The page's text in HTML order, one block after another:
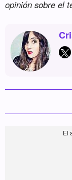
opinión sobre el